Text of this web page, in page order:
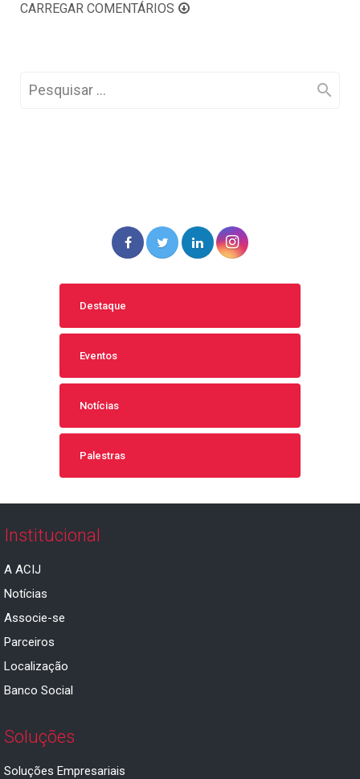
CARREGAR COMENTÁRIOS
Destaque
Eventos
Notícias
Palestras
Institucional
A ACIJ
Notícias
Associe-se
Parceiros
Localização
Banco Social
Soluções
Soluções Empresariais